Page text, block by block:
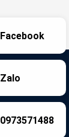
Facebook
Zalo
0973571488